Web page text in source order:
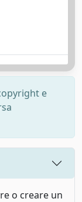
e
o creare un